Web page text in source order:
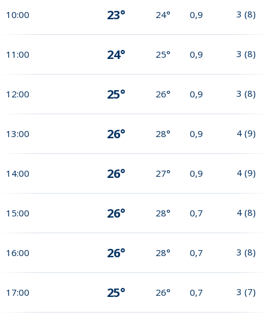
10:00 23° 24° 0,9 3 (8)
11:00 24° 25° 0,9 3 (8)
12:00 25° 26° 0,9 3 (8)
13:00 26° 28° 0,9 4 (9)
14:00 26° 27° 0,9 4 (9)
15:00 26° 28° 0,7 4 (8)
16:00 26° 28° 0,7 3 (8)
17:00 25° 26° 0,7 3 (7)